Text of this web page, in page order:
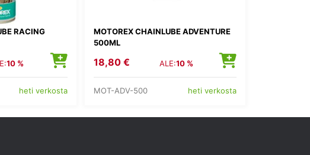
RACING
10 %
heti verkosta
MOTOREX CHAINLUBE ADVENTURE
500ML
18,80 € ALE:10 %
MOT-ADV-500 heti verkosta